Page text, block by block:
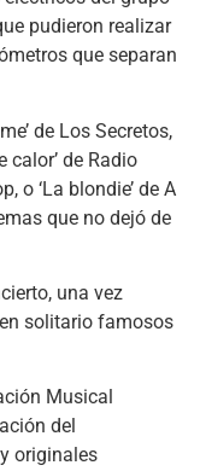
pudieron realizar
que separan
de Los Secretos,
calor’ de Radio
o ‘La blondie’ de A
que no dejó de
una vez
solitario famosos
Musical
del
originales